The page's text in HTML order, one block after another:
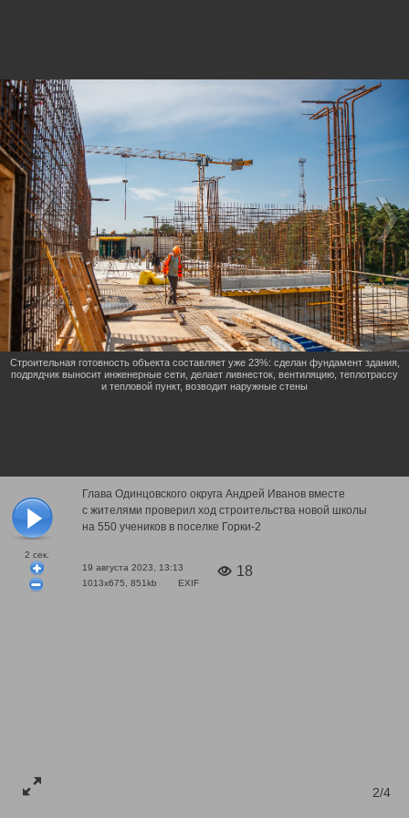
2 сек.
Глава Одинцовского округа Андрей Иванов вместе
с жителями проверил ход строительства новой школы
на 550 учеников в поселке Горки-2
19 августа 2023, 13:13
1013x675, 851kb
EXIF
18
2/4
Строительная готовность объекта составляет уже 23%: сделан фундамент здания,
подрядчик выносит инженерные сети, делает ливнесток, вентиляцию, теплотрассу
и тепловой пункт, возводит наружные стены